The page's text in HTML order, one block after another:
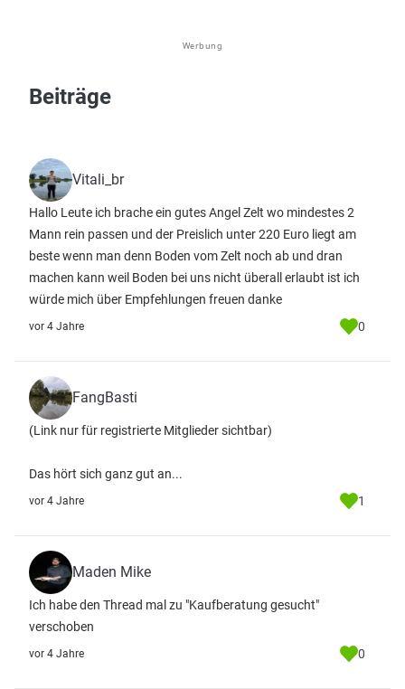
Werbung
Beiträge
Vitali_br
Hallo Leute ich brache ein gutes Angel Zelt wo mindestes 2
Mann rein passen und der Preislich unter 220 Euro liegt am
beste wenn man denn Boden vom Zelt noch ab und dran
machen kann weil Boden bei uns nicht überall erlaubt ist ich
würde mich über Empfehlungen freuen danke
vor 4 Jahre 0
FangBasti
(Link nur für registrierte Mitglieder sichtbar)
Das hört sich ganz gut an...
vor 4 Jahre 1
Maden Mike
Ich habe den Thread mal zu "Kaufberatung gesucht"
verschoben
vor 4 Jahre 0